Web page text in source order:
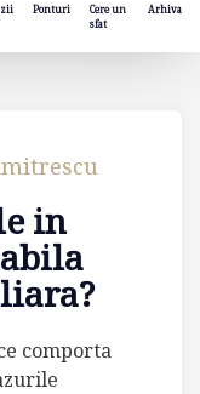
Ponturi
Cere un
sfat
Arhiva
in
comporta